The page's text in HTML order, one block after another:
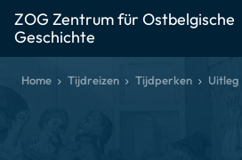
ZOG Zentrum für Ostbelgische
Geschichte
Home Tijdreizen Tijdperken Uitleg